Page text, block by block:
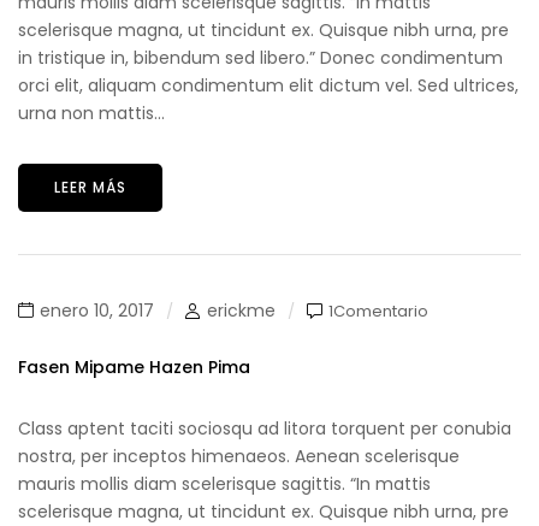
scelerisque magna, ut tincidunt ex. Quisque nibh urna, pre
in tristique in, bibendum sed libero.” Donec condimentum
orci elit, aliquam condimentum elit dictum vel. Sed ultrices,
urna non mattis...
LEER MÁS
enero 10, 2017 erickme 1Comentario
Fasen Mipame Hazen Pima
Class aptent taciti sociosqu ad litora torquent per conubia
nostra, per inceptos himenaeos. Aenean scelerisque
mauris mollis diam scelerisque sagittis. “In mattis
scelerisque magna, ut tincidunt ex. Quisque nibh urna, pre